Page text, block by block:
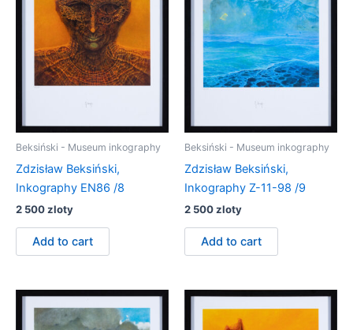
Beksiński - Museum inkography
Zdzisław Beksiński,
Inkography EN86 /8
2 500zloty
Add to cart
Beksiński - Museum inkography
Zdzisław Beksiński,
Inkography Z-11-98 /9
2 500zloty
Add to cart